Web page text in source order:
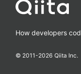
How developers
© 2011-2026 Qiita Inc.